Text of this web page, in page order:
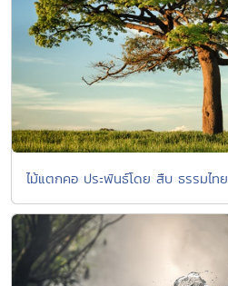
ไม้แตกคอ ประพันธ์โดย สืบ ธรรมไทย